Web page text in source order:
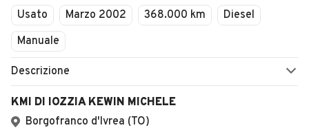
Usato Marzo 2002 368.000 km
Diesel
Manuale
Descrizione
KMI DI IOZZIA KEWIN MICHELE
Borgofranco d'Ivrea (TO)